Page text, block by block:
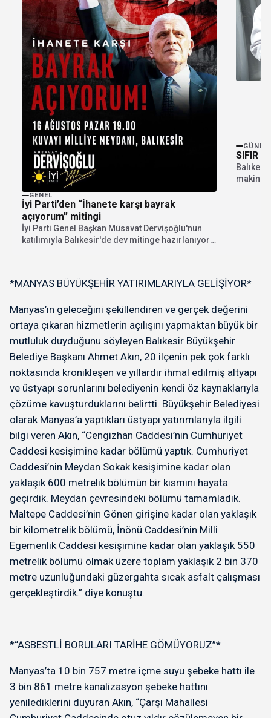
GENEL
İyi Parti’den “İhanete karşı bayrak
açıyorum” mitingi
İyi Parti Genel Başkan Müsavat Dervişoğlu'nun
katılımıyla Balıkesir'de dev mitinge hazırlanıyor.
SIFIR
*MANYAS BÜYÜKŞEHİR YATIRIMLARIYLA GELİŞİYOR*
Manyas’ın geleceğini şekillendiren ve gerçek değerini
ortaya çıkaran hizmetlerin açılışını yapmaktan büyük bir
mutluluk duyduğunu söyleyen Balıkesir Büyükşehir
Belediye Başkanı Ahmet Akın, 20 ilçenin pek çok farklı
noktasında kronikleşen ve yıllardır ihmal edilmiş altyapı
ve üstyapı sorunlarını belediyenin kendi öz kaynaklarıyla
çözüme kavuşturduklarını belirtti. Büyükşehir Belediyesi
olarak Manyas’a yaptıkları üstyapı yatırımlarıyla ilgili
bilgi veren Akın, “Cengizhan Caddesi’nin Cumhuriyet
Caddesi kesişimine kadar bölümü yaptık. Cumhuriyet
Caddesi’nin Meydan Sokak kesişimine kadar olan
yaklaşık 600 metrelik bölümün bir kısmını hayata
geçirdik. Meydan çevresindeki bölümü tamamladık.
Maltepe Caddesi’nin Gönen girişine kadar olan yaklaşık
bir kilometrelik bölümü, İnönü Caddesi’nin Milli
Egemenlik Caddesi kesişimine kadar olan yaklaşık 550
metrelik bölümü olmak üzere toplam yaklaşık 2 bin 370
metre uzunluğundaki güzergahta sıcak asfalt çalışması
gerçekleştirdik.” diye konuştu.
*“ASBESTLİ BORULARI TARİHE GÖMÜYORUZ”*
Manyas’ta 10 bin 757 metre içme suyu şebeke hattı ile
3 bin 861 metre kanalizasyon şebeke hattını
yenilediklerini duyuran Akın, “Çarşı Mahallesi